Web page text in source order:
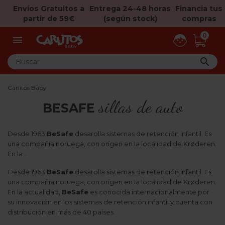
Envíos Gratuitos a
partir de 59€
Entrega 24-48 horas
(según stock)
Financia tus
compras
 0

Carlitos Baby
BESAFE sillas de auto
Desde 1963 BeSafe desarolla sistemas de retención infantil. Es
una compañia noruega, con orígen en la localidad de Krøderen.
En la...
Desde 1963 BeSafe desarolla sistemas de retención infantil. Es
una compañia noruega, con orígen en la localidad de Krøderen.
En la actualidad, BeSafe es conocida internacionalmente por
su innovación en los sistemas de retención infantil y cuenta con
distribución en más de 40 países.